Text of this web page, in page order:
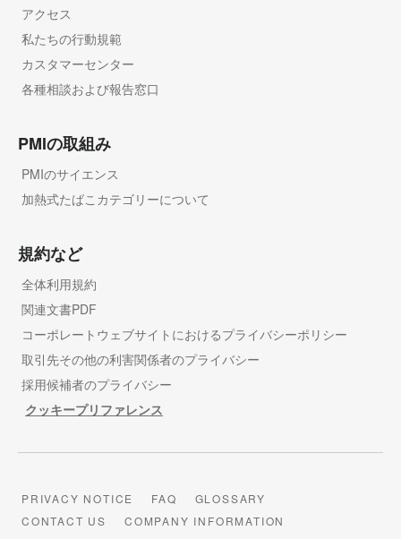
アクセス
私たちの行動規範
カスタマーセンター
各種相談および報告窓口
PMIの取組み
PMIのサイエンス
加熱式たばこカテゴリーについて
規約など
全体利用規約
関連文書PDF
コーポレートウェブサイトにおけるプライバシーポリシー
取引先その他の利害関係者のプライバシー
採用候補者のプライバシー
クッキープリファレンス
PRIVACY NOTICE FAQ
GLOSSARY
CONTACT US
COMPANY INFORMATION